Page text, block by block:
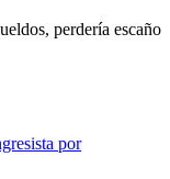
perdería escaño